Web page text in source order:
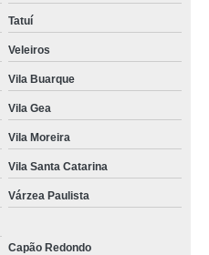
Pires
Pereira Leite
Vila Jacuí
do Campo
Tatuí
Veleiros
Vila Buarque
Vila Gea
Vila Moreira
Vila Santa Catarina
Várzea Paulista
Capão Redondo